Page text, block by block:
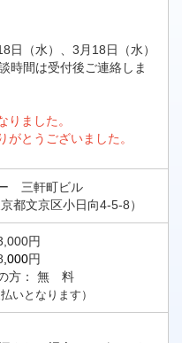
日（水）、3月18日（水）
時間は受付後ご連絡しま
りました。
とうございました。
三軒町ビル
都文京区小日向4-5-8）
円
,000円
方： 無 料
いとなります）